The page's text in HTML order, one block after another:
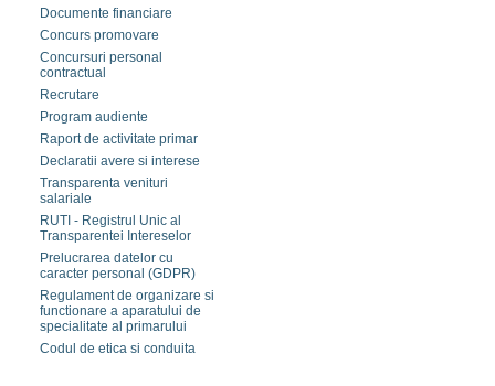
Documente financiare
Concurs promovare
Concursuri personal
contractual
Recrutare
Program audiente
Raport de activitate primar
Declaratii avere si interese
Transparenta venituri
salariale
RUTI - Registrul Unic al
Transparentei Intereselor
Prelucrarea datelor cu
caracter personal (GDPR)
Regulament de organizare si
functionare a aparatului de
specialitate al primarului
Codul de etica si conduita